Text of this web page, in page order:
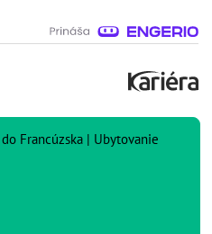
Francúzska | Ubytovanie